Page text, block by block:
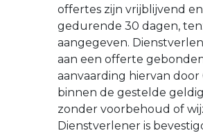
offertes zijn vrijblijvend
gedurende 30 dagen,
aangegeven.
aan een offerte
aanvaarding hiervan
binnen de gestelde
zonder voorbehoud of
Dienstverlener is